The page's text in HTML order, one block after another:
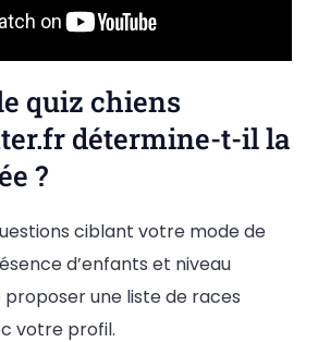
quiz chiens
détermine-t-il la
?
ciblant votre mode de
d’enfants et niveau
proposer une liste de races
votre profil.